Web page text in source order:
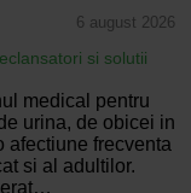
6 august 2026
si solutii
medical pentru
urina, de obicei in
afectiune frecventa
si al adultilor.